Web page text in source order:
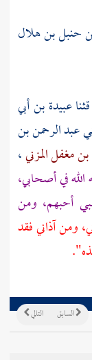
حنبل بن هلال
عبيدة بن أبي
عبد الرحمن بن
مغفل المزني،
الله في أصحابي،
أحبهم، ومن
ومن آذاني فقد
التالي السابق